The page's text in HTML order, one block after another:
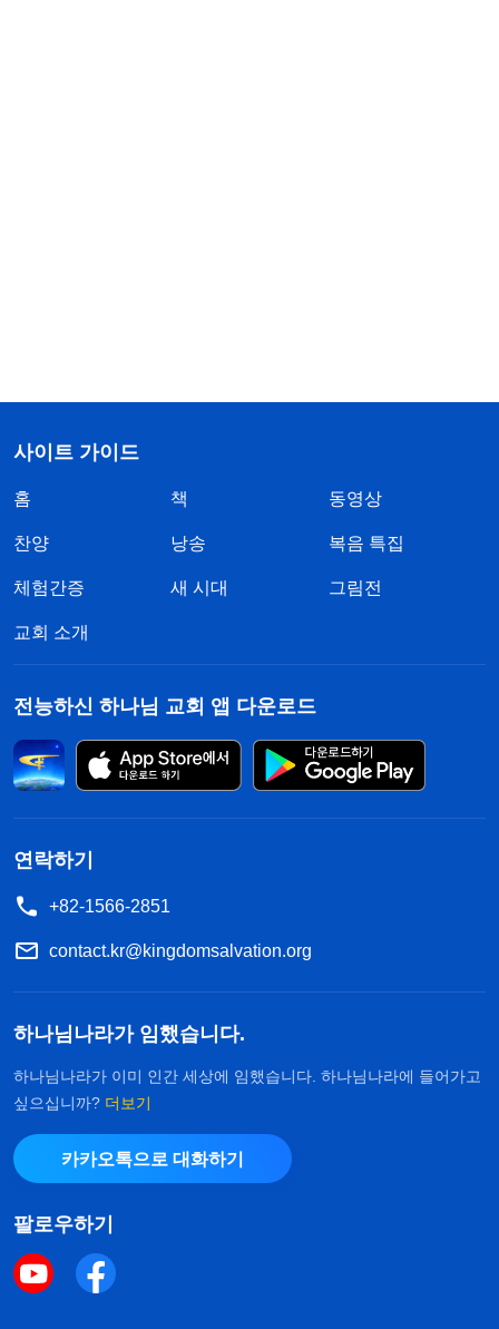
사이트 가이드
홈 책 동영상
찬양 낭송 복음 특집
체험간증 새 시대 그림전
교회 소개
전능하신 하나님 교회 앱 다운로드
연락하기
+82-1566-2851
contact.kr@kingdomsalvation.org
하나님나라가 임했습니다.
하나님나라가 이미 인간 세상에 임했습니다. 하나님나라에 들어가고
싶으십니까? 더보기
카카오톡으로 대화하기
팔로우하기